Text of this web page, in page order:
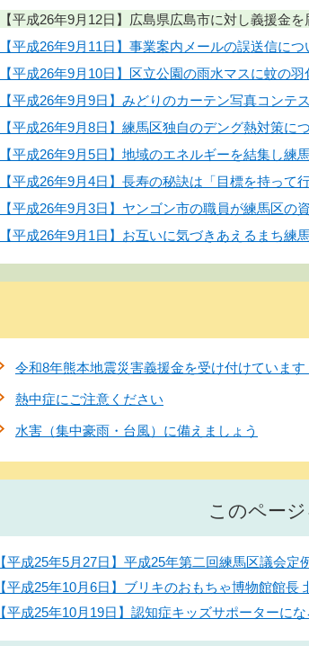
【平成26年9月12日】広島県広島市に対し義援金を
【平成26年9月11日】事業案内メールの誤送信につ
【平成26年9月10日】区立公園の雨水マスに蚊の
【平成26年9月9日】みどりのカーテン写真コン
【平成26年9月8日】練馬区独自のデング熱対策
【平成26年9月5日】地域のエネルギーを結集し
【平成26年9月4日】長寿の秘訣は「目標を持っ
【平成26年9月3日】ヤンゴン市の職員が練馬区の
【平成26年9月1日】お互いに気づきあえるまち
令和8年熊本地震災害義援金を受け付けています
熱中症にご注意ください
水害（集中豪雨・台風）に備えましょう
このペー
【平成25年5月27日】平成25年第二回練馬区議会定
【平成25年10月6日】ブリキのおもちゃ博物館館
【平成25年10月19日】認知症キッズサポーターに